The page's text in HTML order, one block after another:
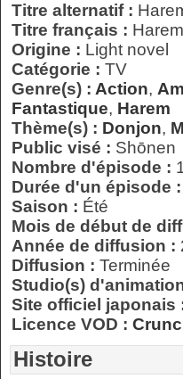
Titre alternatif :
Titre français :
Origine : Light novel
Catégorie : TV
Genre(s) : Action,
Fantastique, Harem
Thème(s) : Donjon,
Public visé : Shōnen
Nombre d'épisode :
Durée d'un épisode :
Saison : Été
Mois de début de
Année de diffusion :
Diffusion : Terminée
Studio(s)
Site officiel japonais
Licence VOD :
Histoire